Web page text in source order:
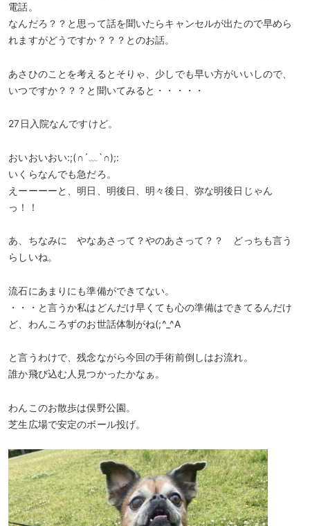
電話。
なんだろ？？と思って話を聞いたらキャンセルが出たので早めら
れますがどうですか？？？とのお話。
あさひのことを考えるとそりゃ、少しでも早い方がいいしので、
いつですか？？？と聞いてみると・・・・・
27日入院なんですけど。
おいおいおい:;(∩´﹏`∩);:
いくらなんでも急だろ。
えーーーーと、明日、明後日、明々後日、弥な明後日じゃん
っ！！
あ、ちなみに やなあさって？やのあさって？？ どっちも言う
らしいね。
流石にあまりにも準備ができてない。
・・・と言うか私はどんだけ早くても心の準備はできてるんだけ
ど、わんころずのお世話体制がね(;^_^A
と言うわけで、残念ながら今回の手術前倒しはお流れ。
誰か飛び込む人見つかったかなぁ。
わんこのお散歩は俣野公園。
芝生広場で安定のボール投げ。